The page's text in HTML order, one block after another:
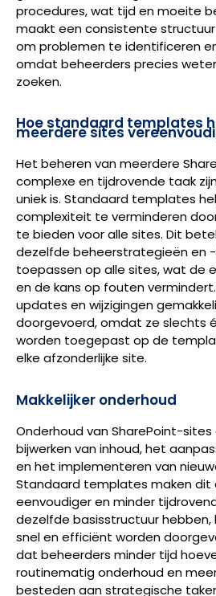
procedures, wat tijd en moeite
maakt een consistente
om problemen te identificeren
omdat beheerders precies
zoeken.
Hoe standaard templates
meerdere sites
Het beheren van meerdere
complexe en tijdrovende taak
uniek is. Standaard templates
complexiteit te verminderen
te bieden voor alle sites. Dit
dezelfde beheerstrategieën en
toepassen op alle sites, wat de
en de kans op fouten
updates en wijzigingen
doorgevoerd, omdat ze slechts
worden toegepast op de
elke afzonderlijke site.
Makkelijker onderhoud
Onderhoud van SharePoint-
bijwerken van inhoud, het
en het implementeren van
Standaard templates maken dit
eenvoudiger en minder
dezelfde basisstructuur hebben,
snel en efficiënt worden
dat beheerders minder tijd
routinematig onderhoud en
besteden aan strategische